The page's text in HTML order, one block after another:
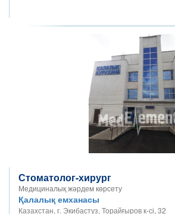
Стоматолог-хирург
Медициналық жәрдем көрсету
Қалалық емханасы
Казахстан, г. Экибастуз, Торайғыров к-сі, 32